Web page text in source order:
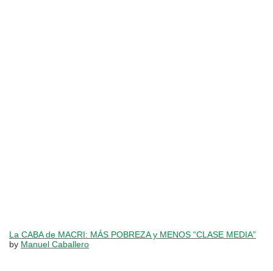
La CABA de MACRI: MÁS POBREZA y MENOS “CLASE MEDIA”
by Manuel Caballero